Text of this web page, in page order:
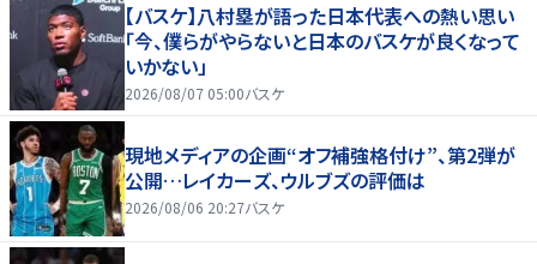
【バスケ】八村塁が語った日本代表への熱い思い
「今、僕らがやらないと日本のバスケが良くなって
いかない」
2026/08/07 05:00バスケ
現地メディアの企画“オフ補強格付け”、第2弾が
公開…レイカーズ、ウルブズの評価は
2026/08/06 20:27バスケ